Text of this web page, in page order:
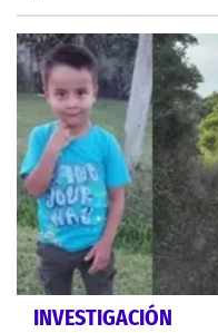
INVESTIGACIÓN